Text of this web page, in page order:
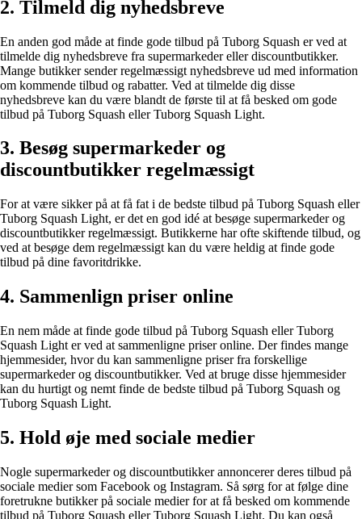
2. Tilmeld dig nyhedsbreve
En anden god måde at finde gode tilbud på Tuborg Squash er ved at
tilmelde dig nyhedsbreve fra supermarkeder eller discountbutikker.
Mange butikker sender regelmæssigt nyhedsbreve ud med information
om kommende tilbud og rabatter. Ved at tilmelde dig disse
nyhedsbreve kan du være blandt de første til at få besked om gode
tilbud på Tuborg Squash eller Tuborg Squash Light.
3. Besøg supermarkeder og
discountbutikker regelmæssigt
For at være sikker på at få fat i de bedste tilbud på Tuborg Squash eller
Tuborg Squash Light, er det en god idé at besøge supermarkeder og
discountbutikker regelmæssigt. Butikkerne har ofte skiftende tilbud, og
ved at besøge dem regelmæssigt kan du være heldig at finde gode
tilbud på dine favoritdrikke.
4. Sammenlign priser online
En nem måde at finde gode tilbud på Tuborg Squash eller Tuborg
Squash Light er ved at sammenligne priser online. Der findes mange
hjemmesider, hvor du kan sammenligne priser fra forskellige
supermarkeder og discountbutikker. Ved at bruge disse hjemmesider
kan du hurtigt og nemt finde de bedste tilbud på Tuborg Squash og
Tuborg Squash Light.
5. Hold øje med sociale medier
Nogle supermarkeder og discountbutikker annoncerer deres tilbud på
sociale medier som Facebook og Instagram. Så sørg for at følge dine
foretrukne butikker på sociale medier for at få besked om kommende
tilbud på Tuborg Squash eller Tuborg Squash Light. Du kan også